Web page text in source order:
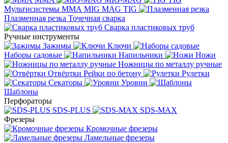
Мультисистемы ММА MIG MAG TIG
Плазменная резка Точечная сварка
Cварка пластиковых труб
Ручные инструменты
Зажимы
Ключи
Наборы садовые
Напильники
Ножи
Ножницы по металлу ручные
Отвёртки Рейки по бетону
Рулетки
Секаторы
Уровни
Шаблоны
Перфораторы
SDS-PLUS
SDS-MAX
Фрезеры
Кромочные фрезеры
Ламельные фрезеры